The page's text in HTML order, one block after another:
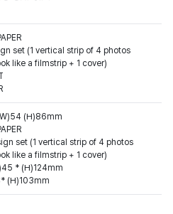
set (1 vertical strip of 4 photos
like a filmstrip + 1 cover)
(H)86mm
set (1 vertical strip of 4 photos
like a filmstrip + 1 cover)
* (H)124mm
(H)103mm